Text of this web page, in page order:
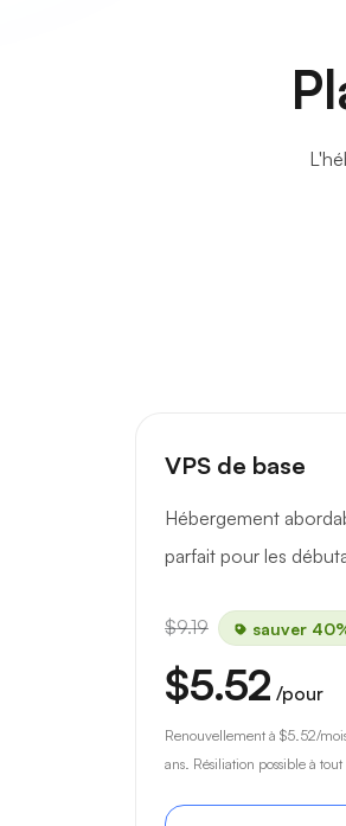
VPS de base
Hébergement
parfait pour les
$9.19 sauver
$5.52 /pour
Renouvellement à $5.52/
ans. Résiliation possible à